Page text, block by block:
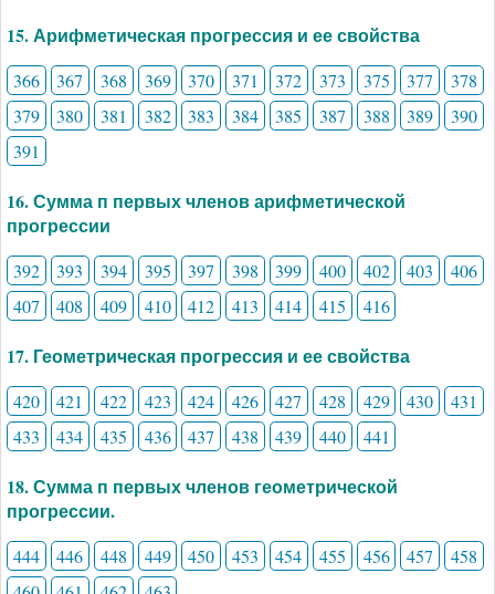
15. Арифметическая прогрессия и ее свойства
366 367 368 369 370 371 372 373 375 377
378
379
380 381 382 383 384 385 387 388 389
390
391
16. Сумма п первых членов арифметической
прогрессии
392 393 394 395 397 398 399 400 402 403
406
407
408 409 410 412 413 414 415 416
17. Геометрическая прогрессия и ее свойства
420 421 422 423 424 426 427 428 429 430
431
433
434 435 436 437 438 439 440 441
18. Сумма п первых членов геометрической
прогрессии.
444 446 448 449 450 453 454 455 456 457
458